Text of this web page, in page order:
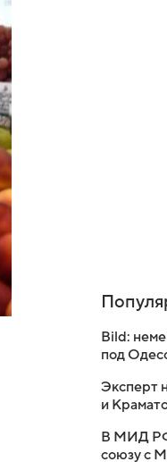
Bild:
под
Эксперт
и
В МИД РФ
союзу с